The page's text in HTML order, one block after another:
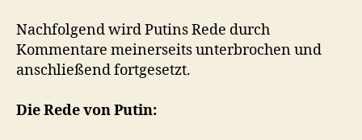
Nachfolgend wird Putins Rede durch
Kommentare meinerseits unterbrochen und
anschließend fortgesetzt.
Die Rede von Putin: